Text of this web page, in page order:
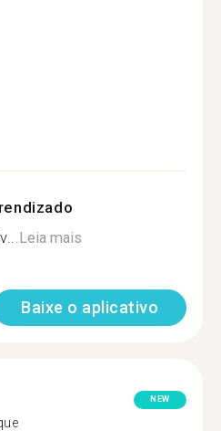
Leia mais
Baixe o aplicativo
NEW